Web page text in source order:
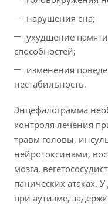
нарушения сна;
ухудшение
способностей;
изменения
нестабильность.
Энцефалограмма
контроля лечения
травм головы,
нейротоксинами,
мозга,
панических атаках.
при аутизме,